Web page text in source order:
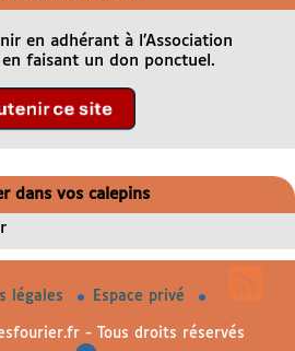
en adhérant à l’Association
en faisant un don ponctuel.
dans vos calepins
légales Espace privé
- Tous droits réservés